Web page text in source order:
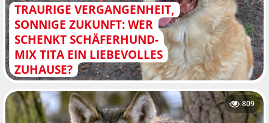
TRAURIGE VERGANGENHEIT,
SONNIGE ZUKUNFT: WER
SCHENKT SCHÄFERHUND-
MIX TITA EIN LIEBEVOLLES
ZUHAUSE?
809